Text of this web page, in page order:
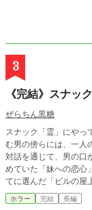
3
《完結》スナッ
ぜらちん黒糖
スナック「霊」にやってきた、記
む男の傍らには、一人の女の霊が
対話を通じて、男の口から語ら
めていた「妹への恋心
ホラー 完結 長編